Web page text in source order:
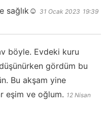
sağlık☺️ 31 Ocak 2023 19:39
böyle. Evdeki kuru
gördüm bu
Bu akşam yine
eşim ve oğlum. 12 Nisan